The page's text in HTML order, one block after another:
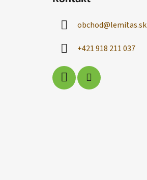
obchod@lemitas.sk
+421 918 211 037